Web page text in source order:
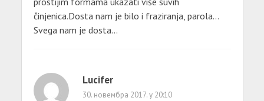
činjenica.Dosta nam je bilo i fraziranja, parola…
Svega nam je dosta…
Lucifer
30. новембра 2017. у 20:10